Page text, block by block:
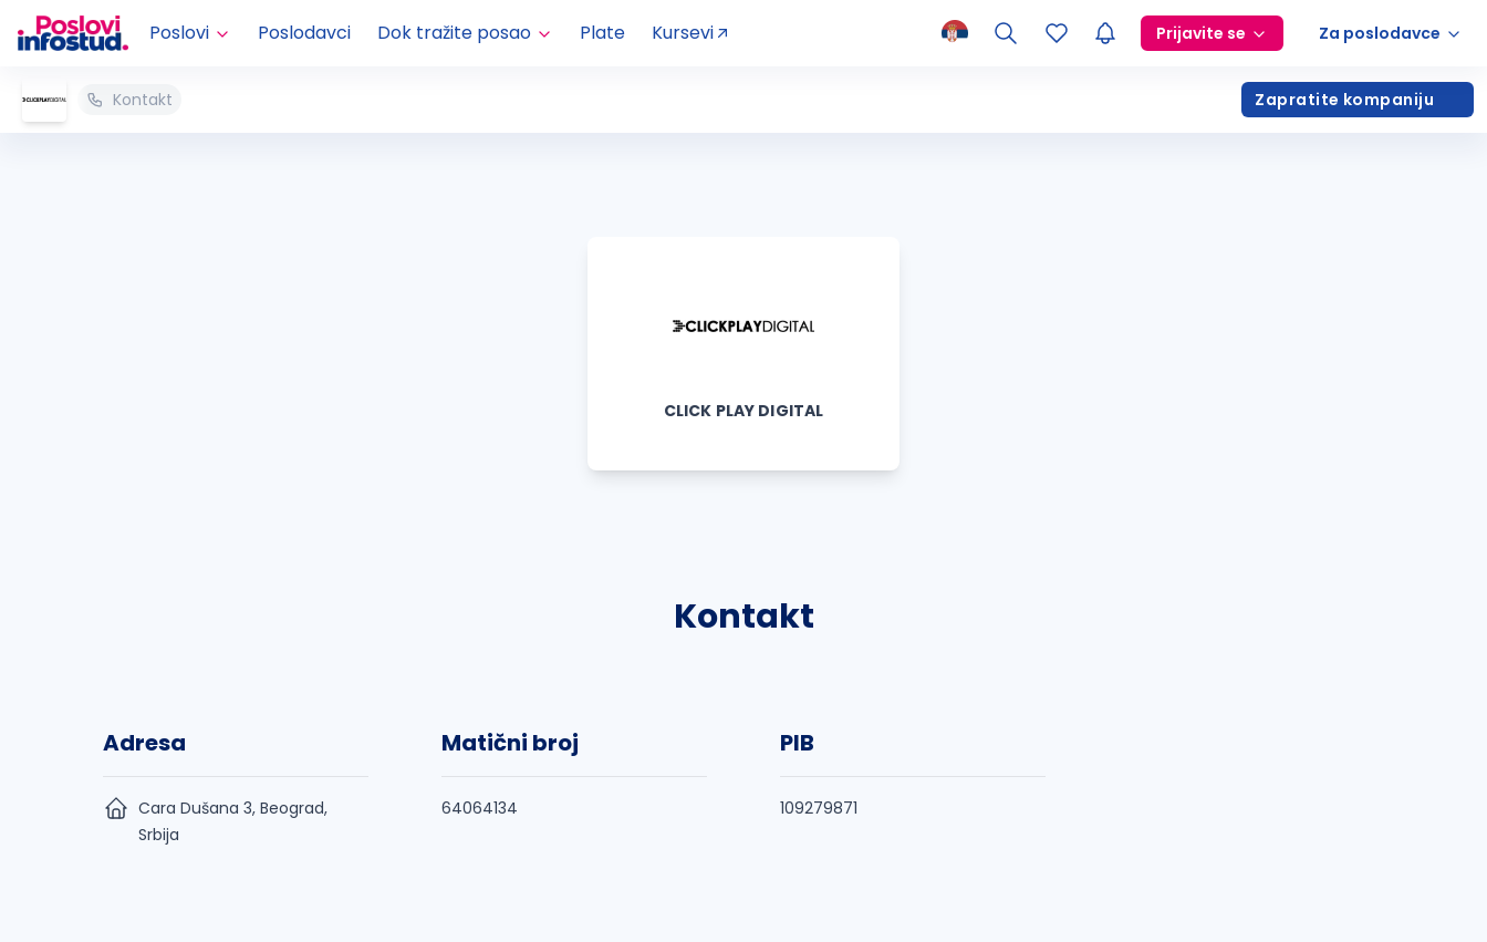
Poslovi Poslodavci Dok tražite posao Plate Kursevi Prijavite se Za poslodavce
Kontakt Zapratite kompaniju
CLICK PLAY DIGITAL
Kontakt
Adresa
Cara Dušana 3, Beograd,
Srbija
Matični broj
64064134
PIB
109279871